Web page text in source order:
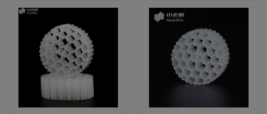
Ζητήστε ένα απόσπασμα
Μέσα φίλτρου MBBR
Βιο μέσα MBBR